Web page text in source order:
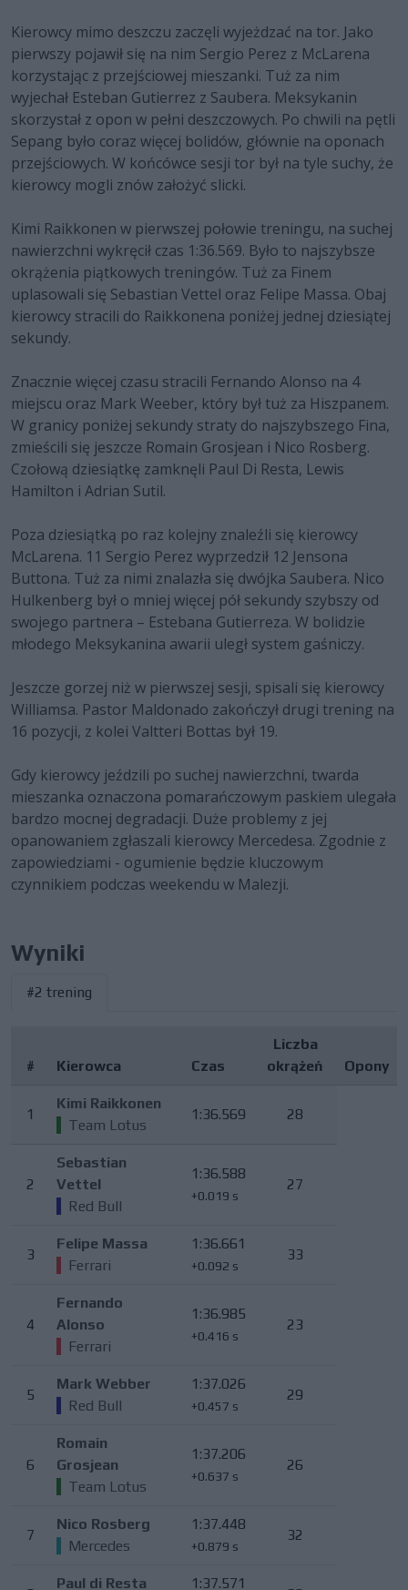
Kierowcy mimo deszczu zaczęli wyjeżdzać na tor. Jako
pierwszy pojawił się na nim Sergio Perez z McLarena
korzystając z przejściowej mieszanki. Tuż za nim
wyjechał Esteban Gutierrez z Saubera. Meksykanin
skorzystał z opon w pełni deszczowych. Po chwili na pętli
Sepang było coraz więcej bolidów, głównie na oponach
przejściowych. W końcówce sesji tor był na tyle suchy, że
kierowcy mogli znów założyć slicki.
Kimi Raikkonen w pierwszej połowie treningu, na suchej
nawierzchni wykręcił czas 1:36.569. Było to najszybsze
okrążenia piątkowych treningów. Tuż za Finem
uplasowali się Sebastian Vettel oraz Felipe Massa. Obaj
kierowcy stracili do Raikkonena poniżej jednej dziesiątej
sekundy.
Znacznie więcej czasu stracili Fernando Alonso na 4
miejscu oraz Mark Weeber, który był tuż za Hiszpanem.
W granicy poniżej sekundy straty do najszybszego Fina,
zmieścili się jeszcze Romain Grosjean i Nico Rosberg.
Czołową dziesiątkę zamknęli Paul Di Resta, Lewis
Hamilton i Adrian Sutil.
Poza dziesiątką po raz kolejny znaleźli się kierowcy
McLarena. 11 Sergio Perez wyprzedził 12 Jensona
Buttona. Tuż za nimi znalazła się dwójka Saubera. Nico
Hulkenberg był o mniej więcej pół sekundy szybszy od
swojego partnera – Estebana Gutierreza. W bolidzie
młodego Meksykanina awarii uległ system gaśniczy.
Jeszcze gorzej niż w pierwszej sesji, spisali się kierowcy
Williamsa. Pastor Maldonado zakończył drugi trening na
16 pozycji, z kolei Valtteri Bottas był 19.
Gdy kierowcy jeździli po suchej nawierzchni, twarda
mieszanka oznaczona pomarańczowym paskiem ulegała
bardzo mocnej degradacji. Duże problemy z jej
opanowaniem zgłaszali kierowcy Mercedesa. Zgodnie z
zapowiedziami - ogumienie będzie kluczowym
czynnikiem podczas weekendu w Malezji.
Wyniki
#2 trening
# Kierowca Czas
Liczba
okrążeń
Opony
1
Kimi Raikkonen
Team Lotus
1:36.569 28
2
Sebastian
Vettel
Red Bull
1:36.588
+0.019 s
27
3
Felipe Massa
Ferrari
1:36.661
+0.092 s
33
4
Fernando
Alonso
Ferrari
1:36.985
+0.416 s
23
5
Mark Webber
Red Bull
1:37.026
+0.457 s
29
6
Romain
Grosjean
Team Lotus
1:37.206
+0.637 s
26
7
Nico Rosberg
Mercedes
1:37.448
+0.879 s
32
Paul di Resta 1:37.571